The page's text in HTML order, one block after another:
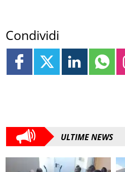
Condividi
ULTIME NEWS